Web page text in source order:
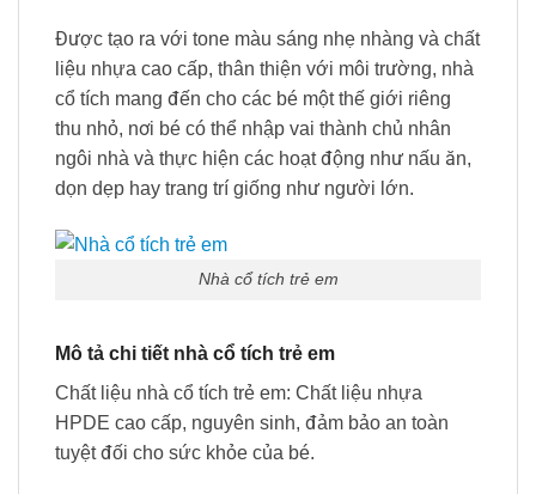
Được tạo ra với tone màu sáng nhẹ nhàng và chất
liệu nhựa cao cấp, thân thiện với môi trường, nhà
cổ tích mang đến cho các bé một thế giới riêng
thu nhỏ, nơi bé có thể nhập vai thành chủ nhân
ngôi nhà và thực hiện các hoạt động như nấu ăn,
dọn dẹp hay trang trí giống như người lớn.
Nhà cổ tích trẻ em
Mô tả chi tiết nhà cổ tích trẻ em
Chất liệu nhà cổ tích trẻ em: Chất liệu nhựa
HPDE cao cấp, nguyên sinh, đảm bảo an toàn
tuyệt đối cho sức khỏe của bé.